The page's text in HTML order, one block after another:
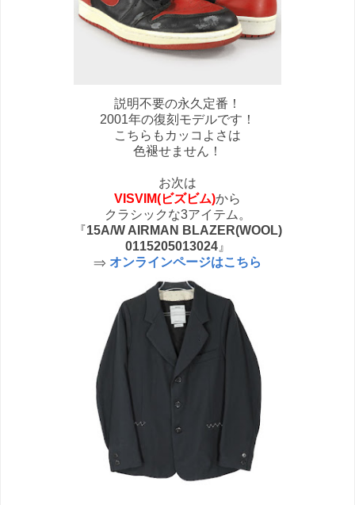
説明不要の永久定番！
2001年の復刻モデルです！
こちらもカッコよさは
色褪せません！
お次は
VISVIM(ビズビム)から
クラシックな3アイテム。
『15A/W AIRMAN BLAZER(WOOL)
0115205013024』
⇒ オンラインページはこちら